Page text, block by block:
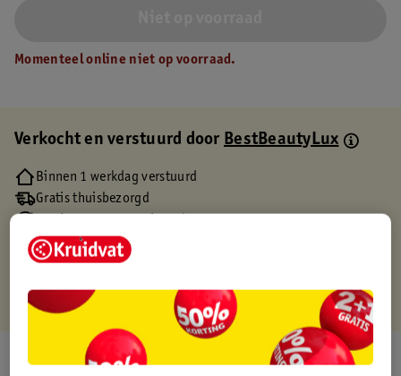
Momenteel online niet op voorraad.
Verkocht en verstuurd doorBestBeautyLux
Binnen 1 werkdag verstuurd
Gratis thuisbezorgd
Gratis punten met je Kruidvat kaart
Over dit product